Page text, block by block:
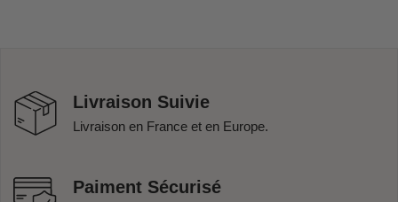
Livraison Suivie
Livraison en France et en Europe.
Paiment Sécurisé